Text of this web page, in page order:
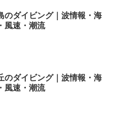
のダイビング｜波情報・海
風速・潮流
のダイビング｜波情報・海
風速・潮流